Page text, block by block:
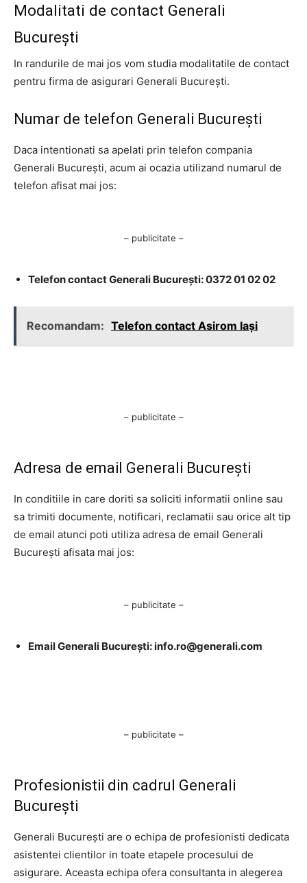
Modalitati de contact Generali
București
In randurile de mai jos vom studia modalitatile de contact
pentru firma de asigurari Generali București.
Numar de telefon Generali București
Daca intentionati sa apelati prin telefon compania
Generali București, acum ai ocazia utilizand numarul de
telefon afisat mai jos:
– publicitate –
Telefon contact Generali București: 0372 01 02 02
Recomandam: Telefon contact Asirom Iași
– publicitate –
Adresa de email Generali București
In conditiile in care doriti sa soliciti informatii online sau
sa trimiti documente, notificari, reclamatii sau orice alt tip
de email atunci poti utiliza adresa de email Generali
București afisata mai jos:
– publicitate –
Email Generali București:info.ro@generali.com
– publicitate –
Profesionistii din cadrul Generali
București
Generali București are o echipa de profesionisti dedicata
asistentei clientilor in toate etapele procesului de
asigurare. Aceasta echipa ofera consultanta in alegerea